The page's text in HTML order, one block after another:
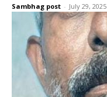
Sambhag post - July 29, 2025